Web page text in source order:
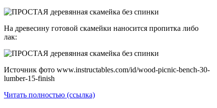
На древесину готовой скамейки наносится пропитка либо
лак:
Источник фото www.instructables.com/id/wood-picnic-bench-30-
lumber-15-finish
Читать полностью (ссылка)